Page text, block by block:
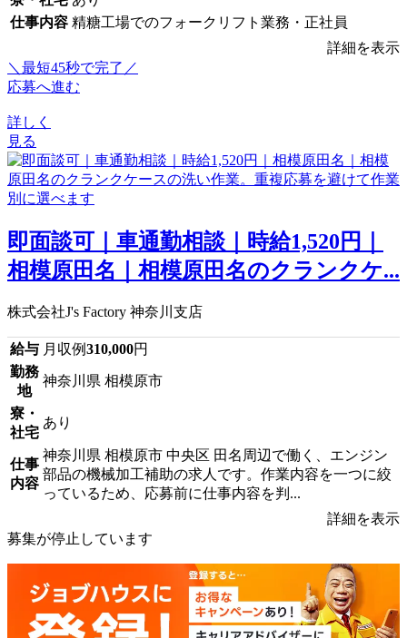
仕事内容 精糖工場でのフォークリフト業務・正社員
詳細を表示
＼最短45秒で完了／
応募へ進む
詳しく
見る
即面談可｜車通勤相談｜時給1,520円｜
相模原田名｜相模原田名のクランクケ...
株式会社J's Factory 神奈川支店
給与 月収例310,000円
勤務
地
神奈川県 相模原市
寮・
社宅
あり
仕事
内容
神奈川県 相模原市 中央区 田名周辺で働く、エンジン
部品の機械加工補助の求人です。作業内容を一つに絞
っているため、応募前に仕事内容を判...
詳細を表示
募集が停止しています